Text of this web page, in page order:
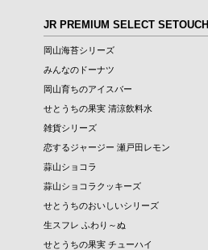
JR PREMIUM SELECT SETOUCHI
岡山海苔シリーズ
みんなのドーナツ
岡山育ちのアイスバー
せとうちの果実 清涼飲料水
雑貨シリーズ
恋するジャージー 瀬戸田レモン
蒜山ショコラ
蒜山ショコラクッキーズ
せとうちのおいしいシリーズ
生スフレ ふわり～ぬ
せとうちの果実 チューハイ